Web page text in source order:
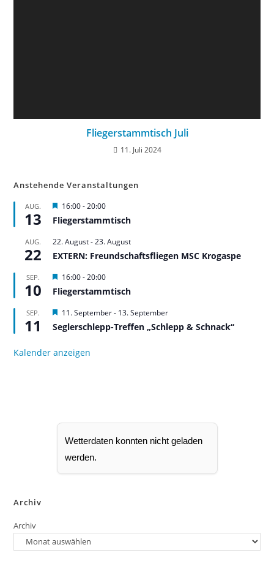
Fliegerstammtisch Juli
11. Juli 2024
Anstehende Veranstaltungen
AUG.
13
H
e
r
o
r
e
o
e
n
16:00-20:00
Fliegerstammtisch
AUG.
22
22. August-23. August
EXTERN: Freundschaftsfliegen MSC Krogaspe
SEP.
10
H
e
r
o
r
g
h
16:00-20:00
Fliegerstammtisch
SEP.
11
H
r
o
11. September- 13. September
Seglerschlepp-Treffen „Schlepp & Schnack“
Kalender anzeigen
Wetterdaten konnten nicht geladen
werden.
Archiv
Archiv